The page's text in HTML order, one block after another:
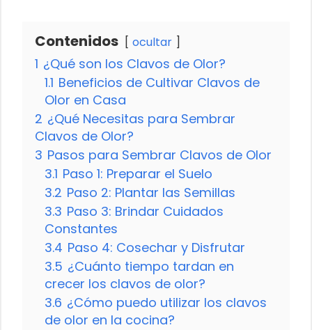
Contenidos ocultar
1 ¿Qué son los Clavos de Olor?
1.1 Beneficios de Cultivar Clavos de
Olor en Casa
2 ¿Qué Necesitas para Sembrar
Clavos de Olor?
3 Pasos para Sembrar Clavos de Olor
3.1 Paso 1: Preparar el Suelo
3.2 Paso 2: Plantar las Semillas
3.3 Paso 3: Brindar Cuidados
Constantes
3.4 Paso 4: Cosechar y Disfrutar
3.5 ¿Cuánto tiempo tardan en
crecer los clavos de olor?
3.6 ¿Cómo puedo utilizar los clavos
de olor en la cocina?